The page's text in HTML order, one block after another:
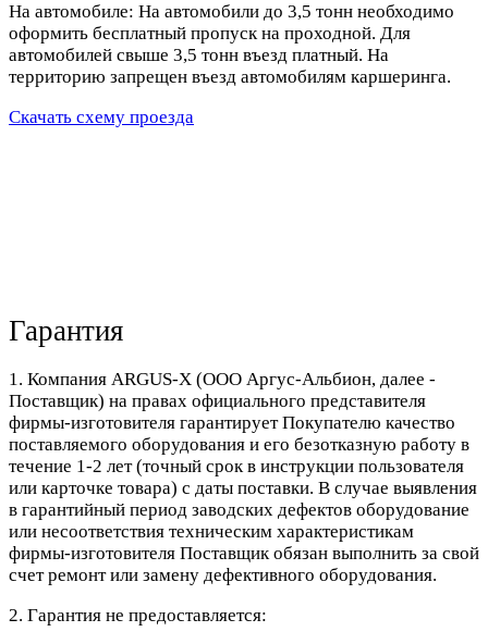
На автомобиле: На автомобили до 3,5 тонн необходимо
оформить бесплатный пропуск на проходной. Для
автомобилей свыше 3,5 тонн въезд платный. На
территорию запрещен въезд автомобилям каршеринга.
Скачать схему проезда
Гарантия
1. Компания ARGUS-X (ООО Аргус-Альбион, далее -
Поставщик) на правах официального представителя
фирмы-изготовителя гарантирует Покупателю качество
поставляемого оборудования и его безотказную работу в
течение 1-2 лет (точный срок в инструкции пользователя
или карточке товара) с даты поставки. В случае выявления
в гарантийный период заводских дефектов оборудование
или несоответствия техническим характеристикам
фирмы-изготовителя Поставщик обязан выполнить за свой
счет ремонт или замену дефективного оборудования.
2. Гарантия не предоставляется: